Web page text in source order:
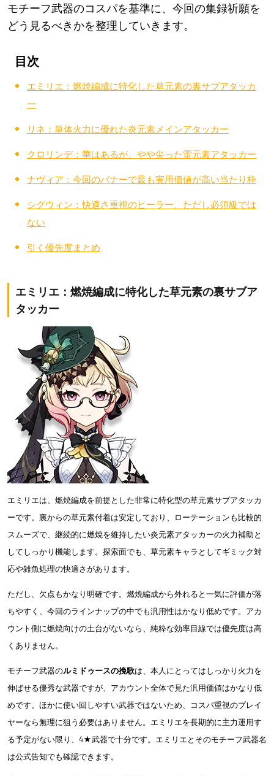
モチーフ武器のコスパを基準に、今回の集録祈願を
どう見るべきかを整理していきます。
目次
エミリエ：燃焼編成に特化した草元素の裏サブアタッカ
ー
リネ：単体火力に優れた炎元素メインアタッカー
クロリンデ：華はあるが、やや尖った雷元素アタッカー
ナヴィア：今回のバナーで最も実用価値が高い当たり枠
シグウィン：快適さ重視のヒーラー、ただし必須級では
ない
引く優先度まとめ
エミリエ：燃焼編成に特化した草元素の裏サブア
タッカー
エミリエは、燃焼編成を前提とした非常に特化型の草元素サブアタッカ
ーです。裏からの草元素付着は安定しており、ローテーションも比較的
スムーズで、継続的に燃焼を維持したい炎元素アタッカーの火力補助と
してしっかり機能します。探索面でも、草元素キャラとしてギミック対
応や雑魚処理の快適さがあります。
ただし、欠点もかなり明確です。燃焼編成から外れると一気に評価が落
ちやすく、今回のラインナップの中でも汎用性はかなり低めです。アカ
ウント側に燃焼向けの土台がないなら、純粋な効率目線では優先度は高
くありません。
モチーフ武器のルミドゥースの挽歌は、本人にとってはしっかり火力を
伸ばせる優秀な武器ですが、アカウント全体で見た汎用価値はかなり低
めです。ほかに使い回しやすい武器ではないため、コスパ重視のプレイ
ヤーなら無理に狙う必要はありません。エミリエを長期的に主力運用す
る予定がない限り、4★武器で十分です。エミリエとそのモチーフ武器名
は公式告知でも確認できます。